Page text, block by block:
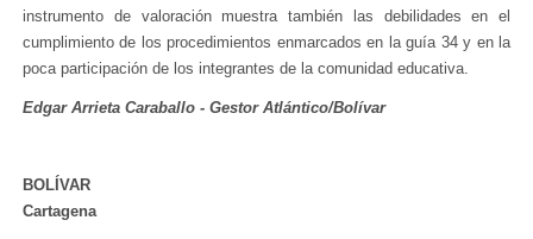
instrumento de valoración muestra también las debilidades en el
cumplimiento de los procedimientos enmarcados en la guía 34 y en la
poca participación de los integrantes de la comunidad educativa.
Edgar Arrieta Caraballo - Gestor Atlántico/Bolívar
BOLÍVAR
Cartagena